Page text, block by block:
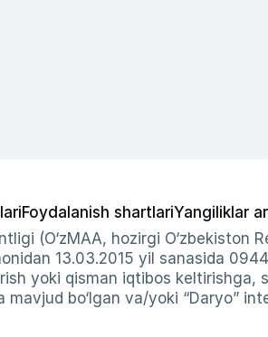
Foydalanish shartlariYangiliklar
(O‘zMAA, hozirgi O‘zbekiston
13.03.2015 yil sanasida
yoki qisman iqtibos
bo‘lgan va/yoki “Daryo”